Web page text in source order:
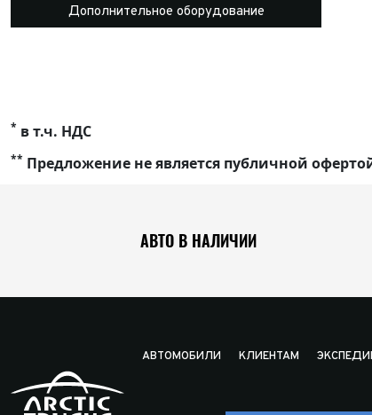
Дополнительное оборудование
* в т.ч. НДС
** Предложение не является публичной
АВТО В НАЛИЧИИ
АВТОМОБИЛИ КЛИЕНТАМ